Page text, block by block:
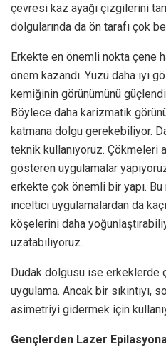
çevresi kaz ayağı çizgilerini
dolgularında da ön tarafı çok
Erkekte en önemli nokta çene
önem kazandı. Yüzü daha iyi
kemiğinin görünümünü
Böylece daha karizmatik
katmana dolgu gerekebiliyor.
teknik kullanıyoruz. Çökmeleri
gösteren uygulamalar
erkekte çok önemli bir yapı. Bu
inceltici uygulamalardan da
köşelerini daha
uzatabiliyoruz.
Dudak dolgusu ise erkeklerde
uygulama. Ancak bir sıkıntıyı,
asimetriyi gidermek için
Gençlerden Lazer